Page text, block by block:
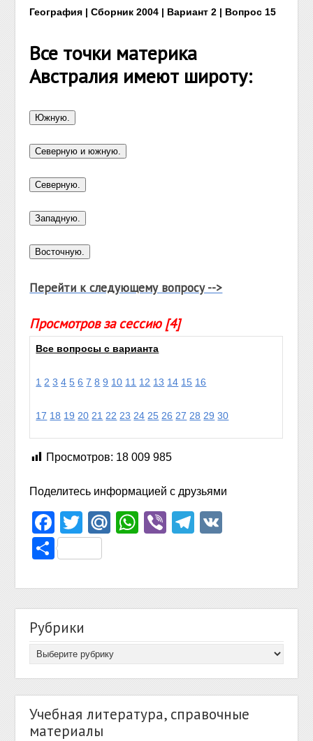
География | Сборник 2004 | Вариант 2 | Вопрос 15
Все точки материка
Австралия имеют широту:
Перейти к следующему вопросу -->
Просмотров за сессию [4]
Все вопросы с варианта
1 2 3 4 5 6 7 8 9 10 11 12 13 14 15 16
17 18 19 20 21 22 23 24 25 26 27 28 29 30
Просмотров: 18 009 985
Поделитесь информацией с друзьями
Facebook
TwitterMail.Ru
WhatsApp
ViberTelegram
Отправить
Рубрики
Учебная литература, справочные
материалы